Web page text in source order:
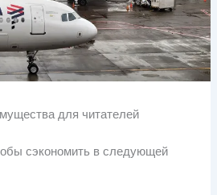
для читателей
сэкономить в следующей